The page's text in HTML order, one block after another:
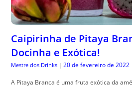
Caipirinha de Pitaya
Docinha e Exótica!
Mestre dos Drinks | 20 de fevereiro de 2022
A Pitaya Branca é uma fruta exótica da